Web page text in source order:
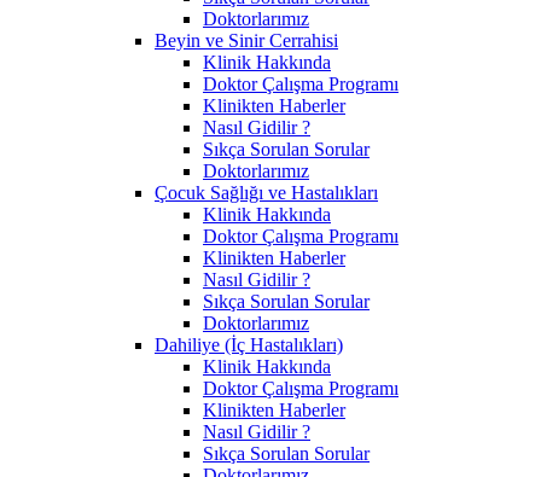
Doktorlarımız
Beyin ve Sinir Cerrahisi
Klinik Hakkında
Doktor Çalışma Programı
Klinikten Haberler
Nasıl Gidilir ?
Sıkça Sorulan Sorular
Doktorlarımız
Çocuk Sağlığı ve Hastalıkları
Klinik Hakkında
Doktor Çalışma Programı
Klinikten Haberler
Nasıl Gidilir ?
Sıkça Sorulan Sorular
Doktorlarımız
Dahiliye (İç Hastalıkları)
Klinik Hakkında
Doktor Çalışma Programı
Klinikten Haberler
Nasıl Gidilir ?
Sıkça Sorulan Sorular